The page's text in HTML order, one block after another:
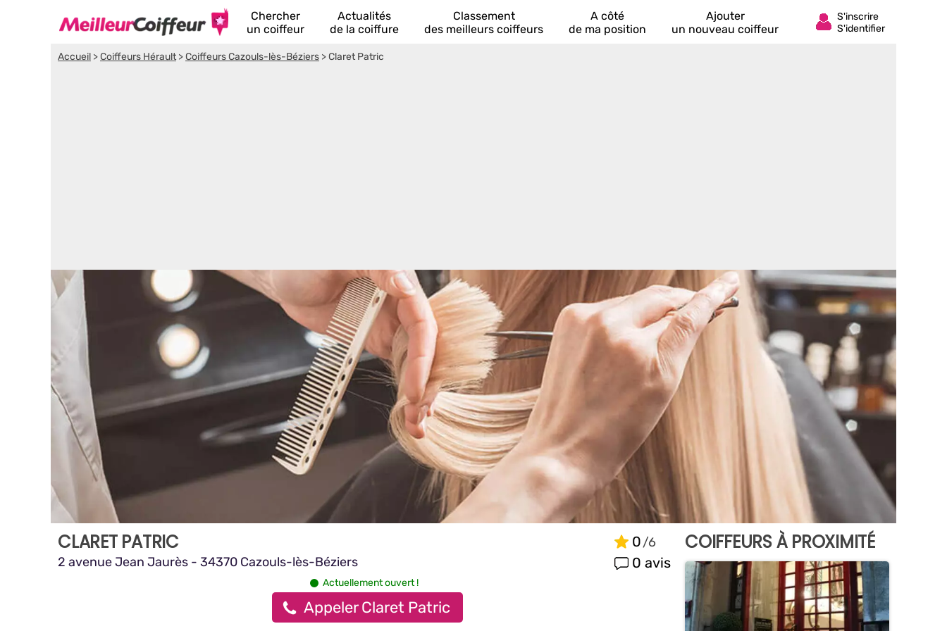
Chercher
un coiffeur
Actualités
de la coiffure
Classement
des meilleurs coiffeurs
A côté
de ma position
Ajouter
un nouveau coiffeur
Accueil >Coiffeurs Hérault>Coiffeurs Cazouls-lès-Béziers >Claret Patric
CLARET PATRIC
2 avenue Jean Jaurès - 34370 Cazouls-lès-Béziers
0
0 avis
Actuellement ouvert !
Appeler Claret Patric
COIFFEURS À PROXIMITÉ